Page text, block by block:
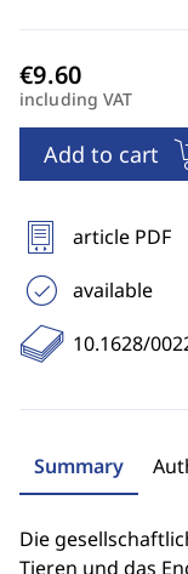
including VAT
Add to cart
article PDF
available
10.1628/
Summary
Die
Tieren und das